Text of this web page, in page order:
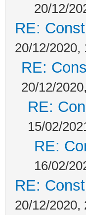
20/12/
RE:
20/12/2020,
RE:
20/12/
RE:
15/02/
RE:
16/02/
RE:
20/12/2020,